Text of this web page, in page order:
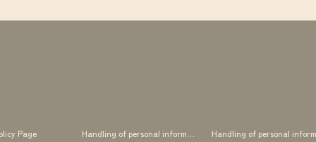
Page Handling of personal information